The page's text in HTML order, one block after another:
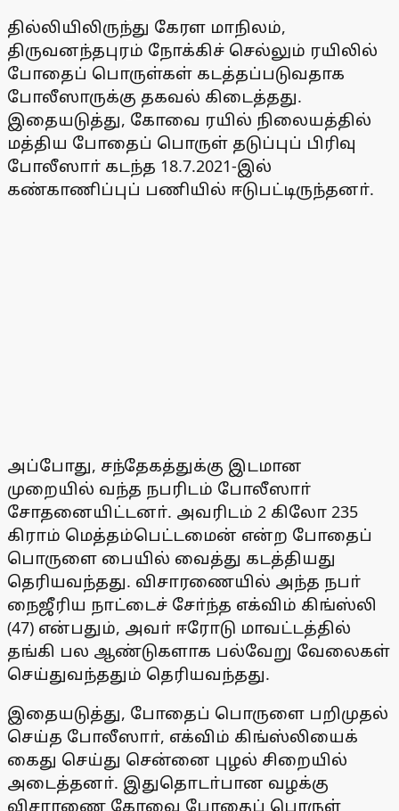
தில்லியிலிருந்து கேரள மாநிலம்,
திருவனந்தபுரம் நோக்கிச் செல்லும் ரயிலில்
போதைப் பொருள்கள் கடத்தப்படுவதாக
போலீஸாருக்கு தகவல் கிடைத்தது.
இதையடுத்து, கோவை ரயில் நிலையத்தில்
மத்திய போதைப் பொருள் தடுப்புப் பிரிவு
போலீஸாா் கடந்த 18.7.2021-இல்
கண்காணிப்புப் பணியில் ஈடுபட்டிருந்தனா்.
அப்போது, சந்தேகத்துக்கு இடமான
முறையில் வந்த நபரிடம் போலீஸாா்
சோதனையிட்டனா். அவரிடம் 2 கிலோ 235
கிராம் மெத்தம்பெட்டமைன் என்ற போதைப்
பொருளை பையில் வைத்து கடத்தியது
தெரியவந்தது. விசாரணையில் அந்த நபா்
நைஜீரிய நாட்டைச் சோ்ந்த எக்விம் கிங்ஸ்லி
(47) என்பதும், அவா் ஈரோடு மாவட்டத்தில்
தங்கி பல ஆண்டுகளாக பல்வேறு வேலைகள்
செய்துவந்ததும் தெரியவந்தது.
இதையடுத்து, போதைப் பொருளை பறிமுதல்
செய்த போலீஸாா், எக்விம் கிங்ஸ்லியைக்
கைது செய்து சென்னை புழல் சிறையில்
அடைத்தனா். இதுதொடா்பான வழக்கு
விசாரணை கோவை போதைப் பொருள்